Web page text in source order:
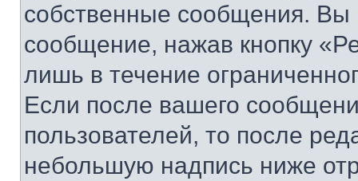
собственные сообщения. Вы
сообщение, нажав кнопку
лишь в течение
Если после вашего
пользователей, то после
небольшую надпись ниже